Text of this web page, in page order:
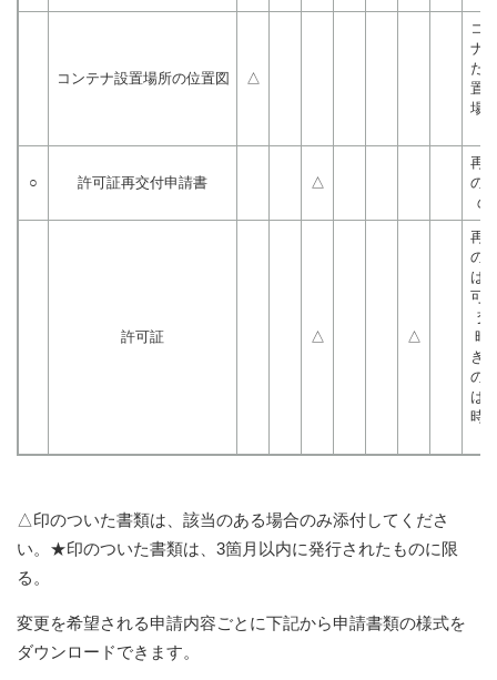
コンテナ設置場所の位置図 △
コ
ナ
た
置
場
○ 許可証再交付申請書 △
再
の
の
許可証 △ △
再
の
は
可
交
時/
き
の
は
時
△印のついた書類は、該当のある場合のみ添付してくださ
い。★印のついた書類は、3箇月以内に発行されたものに限
る。
変更を希望される申請内容ごとに下記から申請書類の様式を
ダウンロードできます。